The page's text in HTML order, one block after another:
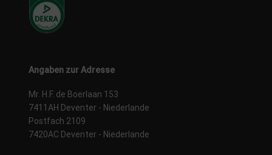
Angaben zur Adresse
Mr. H.F. de Boerlaan 153
7411AH Deventer - Niederlande
Postfach 2109
7420AC Deventer - Niederlande